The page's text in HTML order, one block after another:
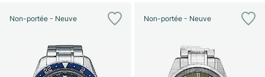
Non-portée - Neuve Non-portée - Neuve